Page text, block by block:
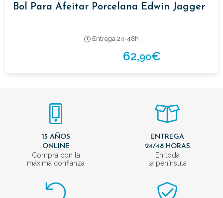
Bol Para Afeitar Porcelana Edwin Jagger
Entrega 24-48h
62,90€
15 AÑOS
ONLINE
Compra con la
máxima confianza
ENTREGA
24/48 HORAS
En toda
la península